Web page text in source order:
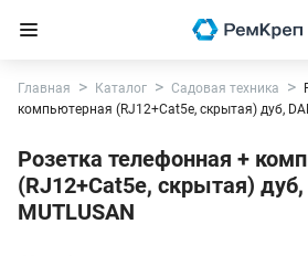
Главная Каталог Садовая техника
компьютерная (RJ12+Cat5e, скрытая) дуб,
Розетка телефонная +
(RJ12+Cat5e, скрытая) дуб,
MUTLUSAN